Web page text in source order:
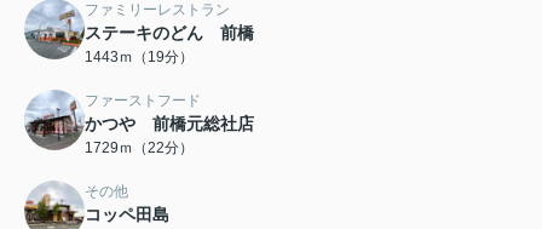
ファミリーレストラン
ステーキのどん 前橋
1443ｍ（19分）
ファーストフード
かつや 前橋元総社店
1729ｍ（22分）
その他
コッペ田島